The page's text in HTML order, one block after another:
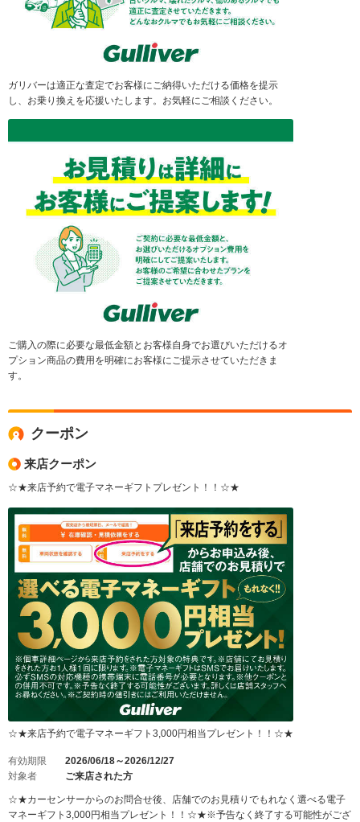
ガリバーは適正な査定でお客様にご納得いただける価格を提示
し、お乗り換えを応援いたします。お気軽にご相談ください。
ご購入の際に必要な最低金額とお客様自身でお選びいただけるオ
プション商品の費用を明確にお客様にご提示させていただきま
す。
クーポン
来店クーポン
☆★来店予約で電子マネーギフトプレゼント！！☆★
☆★来店予約で電子マネーギフト3,000円相当プレゼント！！☆★
有効期限
2026/06/18～2026/12/27
対象者
ご来店された方
☆★カーセンサーからのお問合せ後、店舗でのお見積りでもれなく選べる電子
マネーギフト3,000円相当プレゼント！！☆★※予告なく終了する可能性がござ